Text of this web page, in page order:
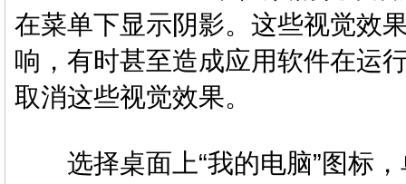
在菜单下显示阴影。这些视觉效
响，有时甚至造成应用软件在运
取消这些视觉效果。
选择桌面上“我的电脑”图标，